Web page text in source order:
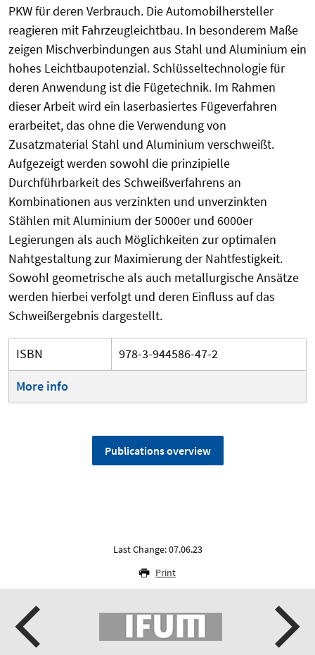
PKW für deren Verbrauch. Die Automobilhersteller
reagieren mit Fahrzeugleichtbau. In besonderem Maße
zeigen Mischverbindungen aus Stahl und Aluminium ein
hohes Leichtbaupotenzial. Schlüsseltechnologie für
deren Anwendung ist die Fügetechnik. Im Rahmen
dieser Arbeit wird ein laserbasiertes Fügeverfahren
erarbeitet, das ohne die Verwendung von
Zusatzmaterial Stahl und Aluminium verschweißt.
Aufgezeigt werden sowohl die prinzipielle
Durchführbarkeit des Schweißverfahrens an
Kombinationen aus verzinkten und unverzinkten
Stählen mit Aluminium der 5000er und 6000er
Legierungen als auch Möglichkeiten zur optimalen
Nahtgestaltung zur Maximierung der Nahtfestigkeit.
Sowohl geometrische als auch metallurgische Ansätze
werden hierbei verfolgt und deren Einfluss auf das
Schweißergebnis dargestellt.
ISBN
978-3-944586-47-2
More info
Publications overview
Last Change: 07.06.23
Print